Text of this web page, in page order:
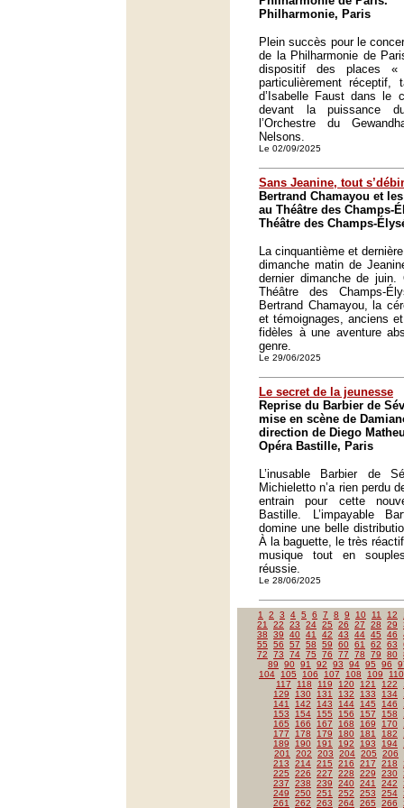
Philharmonie, Paris
Plein succès pour le
de la Philharmonie de
dispositif des places
particulièrement réceptif,
d’Isabelle Faust dans le
devant la puissance
l’Orchestre du
Nelsons.
Le 02/09/2025
Sans Jeanine, tout
Bertrand Chamayou et
au Théâtre des Champs-
Théâtre des Champs-
La cinquantième et
dimanche matin de
dernier dimanche de juin.
Théâtre des Champs-
Bertrand Chamayou, la
et témoignages, anciens
fidèles à une aventure
genre.
Le 29/06/2025
Le secret de la jeunesse
Reprise du Barbier de
mise en scène de
direction de Diego
Opéra Bastille, Paris
L’inusable Barbier de
Michieletto n’a rien perdu
entrain pour cette
Bastille. L’impayable
domine une belle
À la baguette, le très
musique tout en
réussie.
Le 28/06/2025
1 2 3 4 5 6 7 8 9 10 11 12
21
22 23 24 25 26 27 28 29
38
39 40 41 42 43 44 45 46
55
56 57 58 59 60 61 62 63
72
73 74 75 76 77 78 79 80
89
90 91 92 93 94 95 96
104
105 106 107 108 109
110
117
118 119 120 121 122
129
130 131 132 133 134
141
142 143 144 145 146
153
154 155 156 157 158
165
166 167 168 169 170
177
178 179 180 181 182
189
190 191 192 193 194
201
202 203 204 205
206
213
214 215 216 217 218
225
226 227 228 229 230
237
238 239 240 241 242
249
250 251 252 253 254
261
262 263 264 265 266